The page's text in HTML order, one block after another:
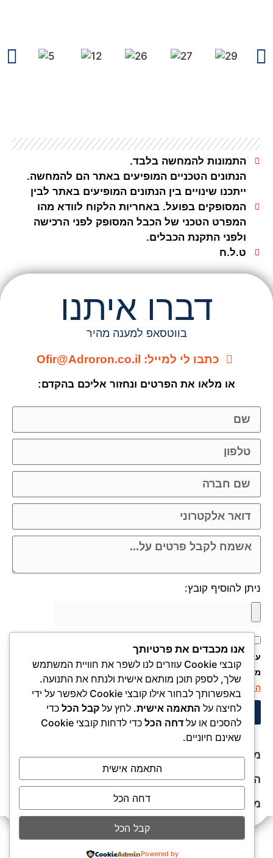
התמונות להמחשה בלבד.
הנתונים הטכניים המופיעים באתר הם להמחשה.
ייתכנו שינויים בין הנתונים המופיעים באתר לבין
המסופקים בפועל. באחריות הלקוח לוודא מהו
המפרט הטכני של הכבל המסופק לפני הרכישה
ולפני התקנת הכבלים.
ט.ל.ח
דברו איתנו
בווטסאפ למענה מהיר
כתבו לי למייל: Ofir@Adroron.co.il
או מלאו את הפרטים ונחזור אליכם בהקדם:
ניתן להוסיף קובץ:
עמי קשר באמצעות דוא"ל, טלפון או ווצאפ. העברת הפרטים היא
מרצוני החופשי ועל מסירת הפרטים והשימוש במידע תחול
הפרטיות של האתר
שלחו את הפרטים ונחזור אליכם בהקדם
מדיניות פרטיות
הצהרת נגישות
מפת אתר
אנו מכבדים את פרטיותך
קובצי Cookie עוזרים לנו לשפר את חוויית המשתמש
שלך, לספק תוכן מותאם אישית ולנתח את התנועה.
באפשרותך לבחור אילו קובצי Cookie לאפשר על ידי
לחיצה על התאמה אישית. לחץ על קבל הכלכדי
להסכים או על דחה הכל
כדי לדחות קובצי Cookie
שאינם חיוניים.
התאמה אישית
דחה הכל
קבל הכל
Powered by